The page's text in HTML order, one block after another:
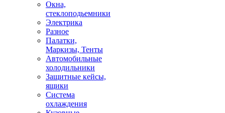
Окна,
стеклоподьемники
Электрика
Разное
Палатки,
Маркизы, Тенты
Автомобильные
холодильники
Защитные кейсы,
ящики
Система
охлаждения